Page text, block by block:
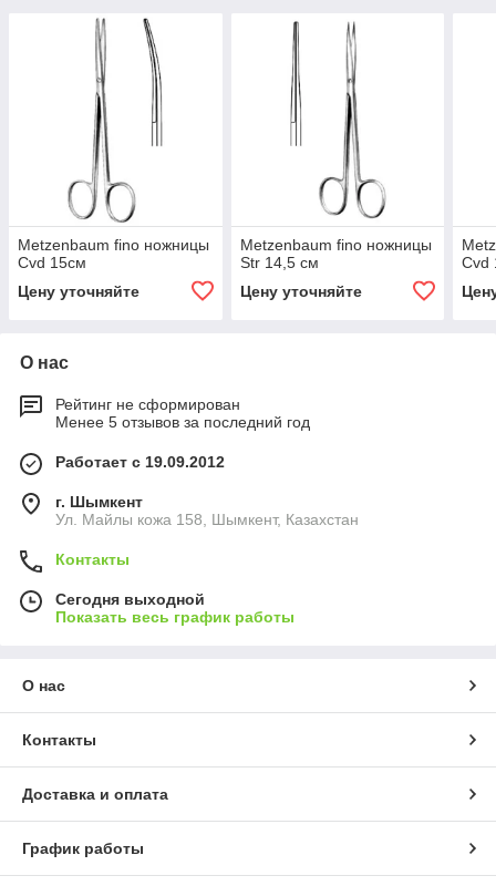
Metzenbaum fino ножницы
Cvd 15см
Цену уточняйте
Metzenbaum fino ножницы
Str 14,5 см
Цену уточняйте
Cvd
О нас
Рейтинг не сформирован
Менее 5 отзывов за последний год
Работает с 19.09.2012
г. Шымкент
Ул. Майлы кожа 158, Шымкент, Казахстан
Контакты
Сегодня выходной
Показать весь график работы
О нас
Контакты
Доставка и оплата
График работы